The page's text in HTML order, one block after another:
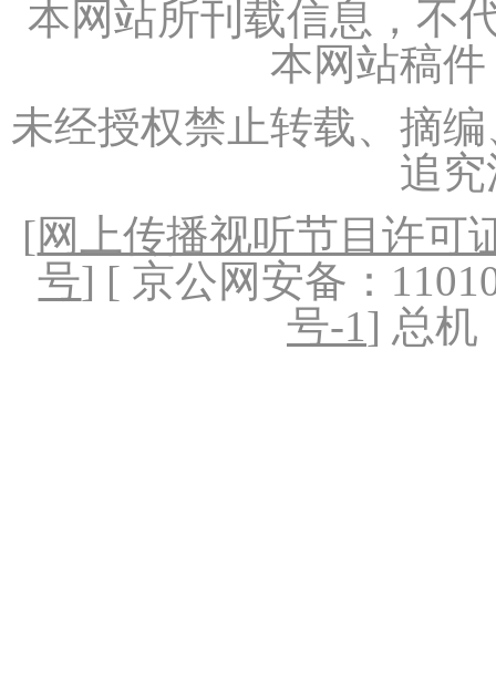
本网站所刊载信息，不
本网站稿
未经授权禁止转载、摘
追
[网上传播视听节目许可
号] [ 京公网安备：
号-1] 总机